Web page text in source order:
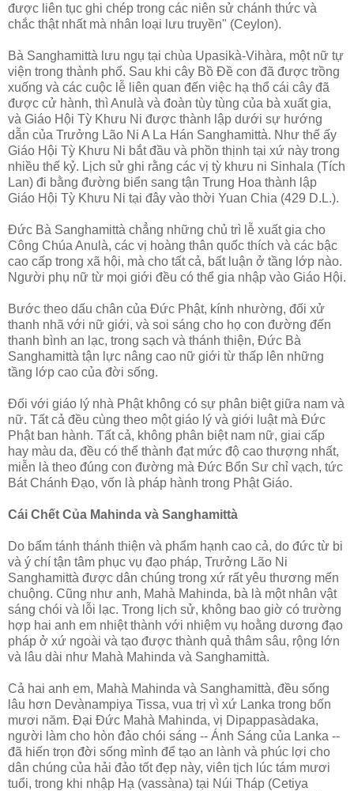
được liên tục ghi chép trong các niên sử chánh thức và
chắc thật nhất mà nhân loại lưu truyền" (Ceylon).
Bà Sanghamittà lưu ngụ tại chùa Upasikà-Vihàra, một nữ tự
viện trong thành phố. Sau khi cây Bồ Ðề con đã được trồng
xuống và các cuộc lễ liên quan đến việc hạ thổ cái cây đã
được cử hành, thì Anulà và đoàn tùy tùng của bà xuất gia,
và Giáo Hội Tỳ Khưu Ni được thành lập dưới sự hướng
dẫn của Trưởng Lão Ni A La Hán Sanghamittà. Như thế ấy
Giáo Hội Tỳ Khưu Ni bắt đầu và phồn thịnh tại xứ này trong
nhiều thế kỷ. Lịch sử ghi rằng các vị tỳ khưu ni Sinhala (Tích
Lan) đi bằng đường biển sang tận Trung Hoa thành lập
Giáo Hội Tỳ Khưu Ni tại đây vào thời Yuan Chia (429 D.L.).
Ðức Bà Sanghamittà chẳng những chủ trì lễ xuất gia cho
Công Chúa Anulà, các vị hoàng thân quốc thích và các bậc
cao cấp trong xã hội, mà cho tất cả, bất luận ở tầng lớp nào.
Người phụ nữ từ mọi giới đều có thể gia nhập vào Giáo Hội.
Bước theo dấu chân của Ðức Phật, kính nhường, đối xử
thanh nhã với nữ giới, và soi sáng cho họ con đường đến
thanh bình an lạc, trong sạch và thánh thiện, Ðức Bà
Sanghamittà tận lực nâng cao nữ giới từ thấp lên những
tầng lớp cao của đời sống.
Ðối với giáo lý nhà Phật không có sự phân biệt giữa nam và
nữ. Tất cả đều cùng theo một giáo lý và giới luật mà Ðức
Phật ban hành. Tất cả, không phân biệt nam nữ, giai cấp
hay màu da, đều có thể thành đạt mức độ cao thượng nhất,
miễn là theo đúng con đường mà Ðức Bổn Sư chỉ vạch, tức
Bát Chánh Ðạo, vốn là pháp hành trong Phật Giáo.
Cái Chết Của Mahinda và Sanghamittà
Do bẩm tánh thánh thiện và phẩm hạnh cao cả, do đức từ bi
và ý chí tận tâm phục vụ đạo pháp, Trưởng Lão Ni
Sanghamittà được dân chúng trong xứ rất yêu thương mến
chuộng. Cũng như anh, Mahà Mahinda, bà là một nhân vật
sáng chói và lỗi lạc. Trong lịch sử, không bao giờ có trường
hợp hai anh em nhiệt thành với nhiệm vụ hoằng dương đạo
pháp ở xứ ngoài và tạo được thành quả thâm sâu, rộng lớn
và lâu dài như Mahà Mahinda và Sanghamittà.
Cả hai anh em, Mahà Mahinda và Sanghamittà, đều sống
lâu hơn Devànampiya Tissa, vua trị vì xứ Lanka trong bốn
mươi năm. Ðại Ðức Mahà Mahinda, vị Dipappasàdaka,
người làm cho hòn đảo chói sáng -- Ánh Sáng của Lanka --
đã hiến trọn đời sống mình để tạo an lành và phúc lợi cho
dân chúng của hải đảo tốt đẹp này, viên tịch lúc tám mươi
tuổi, trong khi nhập Hạ (vassàna) tại Núi Tháp (Cetiya